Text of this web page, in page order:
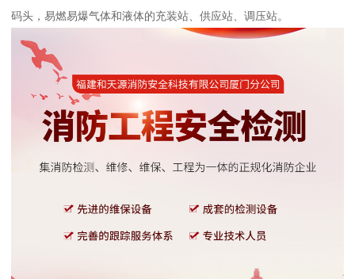
码头，易燃易爆气体和液体的充装站、供应站、调压站。